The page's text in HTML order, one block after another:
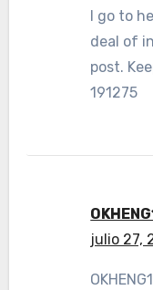
I go to
deal of
post.
191275
julio 27,